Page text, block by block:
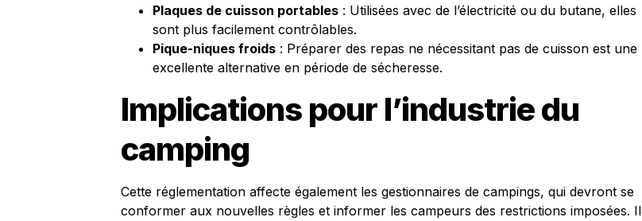
Plaques de cuisson portables : Utilisées avec de l’électricité ou du butane, elles
sont plus facilement contrôlables.
Pique-niques froids : Préparer des repas ne nécessitant pas de cuisson est une
excellente alternative en période de sécheresse.
Implications pour l’industrie du
camping
Cette réglementation affecte également les gestionnaires de campings, qui devront se
conformer aux nouvelles règles et informer les campeurs des restrictions imposées. Il